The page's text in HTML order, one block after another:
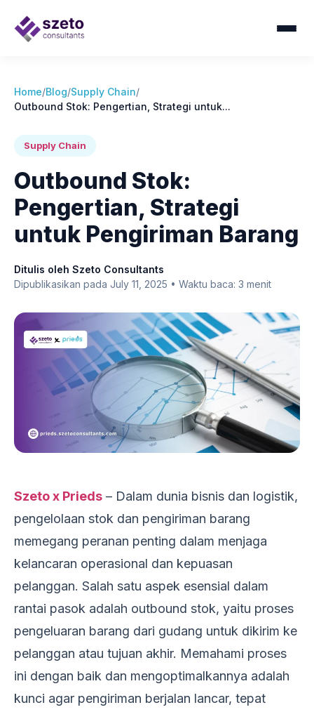
Home/Blog/Supply Chain/
Outbound Stok: Pengertian, Strategi untuk...
Supply Chain
Outbound Stok:
Pengertian, Strategi
untuk Pengiriman Barang
Ditulis oleh Szeto Consultants
Dipublikasikan pada July 11, 2025 • Waktu baca: 3 menit
Szeto x Prieds – Dalam dunia bisnis dan logistik,
pengelolaan stok dan pengiriman barang
memegang peranan penting dalam menjaga
kelancaran operasional dan kepuasan
pelanggan. Salah satu aspek esensial dalam
rantai pasok adalah outbound stok, yaitu proses
pengeluaran barang dari gudang untuk dikirim ke
pelanggan atau tujuan akhir. Memahami proses
ini dengan baik dan mengoptimalkannya adalah
kunci agar pengiriman berjalan lancar, tepat